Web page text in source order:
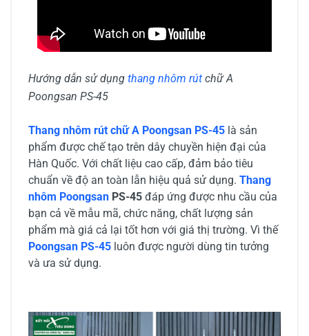
Hướng dẫn sử dụng thang nhôm rút chữ A
Poongsan PS-45
Thang nhôm rút chữ A Poongsan PS-45 là sản
phẩm được chế tạo trên dây chuyền hiện đại của
Hàn Quốc. Với chất liệu cao cấp, đảm bảo tiêu
chuẩn về độ an toàn lẫn hiệu quả sử dụng. Thang
nhôm Poongsan PS-45 đáp ứng được nhu cầu của
bạn cả về mẫu mã, chức năng, chất lượng sản
phẩm mà giá cả lại tốt hơn với giá thị trường. Vì thế
Poongsan PS-45 luôn được người dùng tin tưởng
và ưa sử dụng.